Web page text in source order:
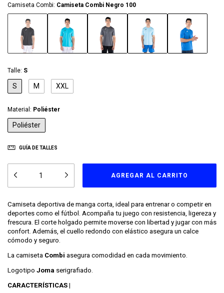
Camiseta Combi: Camiseta Combi Negro 100
Talle: S
S M XXL
Material: Poliéster
Poliéster
GUÍA DE TALLES
Camiseta deportiva de manga corta, ideal para entrenar o competir en
deportes como el fútbol. Acompaña tu juego con resistencia, ligereza y
frescura. El corte holgado permite moverse con libertad y jugar con más
confort. Además, el cuello redondo con elástico asegura un calce
cómodo y seguro.
La camiseta Combi asegura comodidad en cada movimiento.
Logotipo Joma serigrafiado.
CARACTERÍSTICAS |